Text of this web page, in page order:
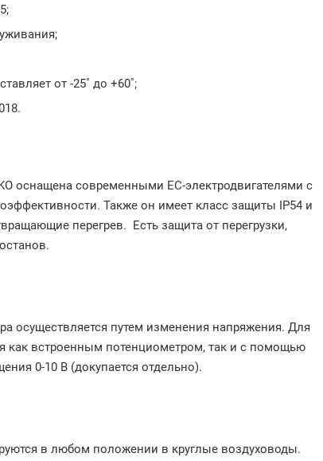
от -25˚ до +60˚;
оснащена современными EC-электродвигателями с
Также он имеет класс защиты IP54 и
перегрев. Есть защита от перегрузки,
осуществляется путем изменения напряжения. Для
как встроенным потенциометром, так и с помощью
0-10 В (докупается отдельно).
в любом положении в круглые воздуховоды.